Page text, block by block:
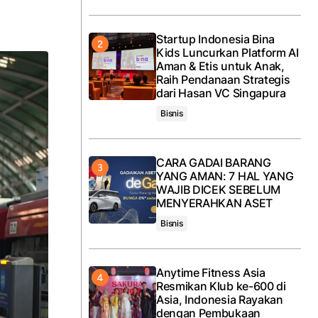
Startup Indonesia Bina
Kids Luncurkan Platform AI
Aman & Etis untuk Anak,
Raih Pendanaan Strategis
dari Hasan VC Singapura
Bisnis
CARA GADAI BARANG
YANG AMAN: 7 HAL YANG
WAJIB DICEK SEBELUM
MENYERAHKAN ASET
Bisnis
Anytime Fitness Asia
Resmikan Klub ke-600 di
Asia, Indonesia Rayakan
dengan Pembukaan